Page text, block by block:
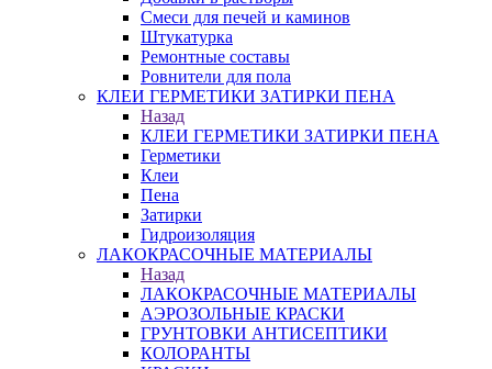
Смеси для печей и каминов
Штукатурка
Ремонтные составы
Ровнители для пола
КЛЕИ ГЕРМЕТИКИ ЗАТИРКИ ПЕНА
Назад
КЛЕИ ГЕРМЕТИКИ ЗАТИРКИ ПЕНА
Герметики
Клеи
Пена
Затирки
Гидроизоляция
ЛАКОКРАСОЧНЫЕ МАТЕРИАЛЫ
Назад
ЛАКОКРАСОЧНЫЕ МАТЕРИАЛЫ
АЭРОЗОЛЬНЫЕ КРАСКИ
ГРУНТОВКИ АНТИСЕПТИКИ
КОЛОРАНТЫ